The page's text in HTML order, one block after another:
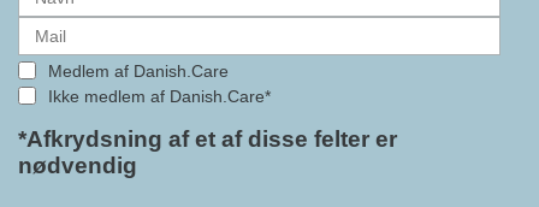
alle formaliteterne nu er på plads
i samarbejdet mellem
Danish.Care og DI glæder
bestyrelsesleder i Danish.Care,
Claus Ipsen. Han betragter
Medlem af Danish.Care
Ikke medlem af Danish.Care*
*Afkrydsning af et af disse felter er
nødvendig